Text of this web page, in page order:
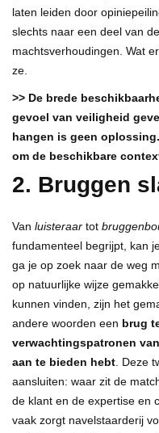
laten leiden door
slechts naar een deel van
machtsverhoudingen. Wat
ze.
>> De brede
gevoel van veiligheid
hangen is geen oplossing.
om de beschikbare
2. Bruggen
Van luisteraar tot
fundamenteel begrijpt, kan
ga je op zoek naar de weg
op natuurlijke wijze
kunnen vinden, zijn het
andere woorden een brug
verwachtingspatronen
aan te bieden hebt . Deze
aansluiten: waar zit de
de klant en de expertise en
vaak zorgt navelstaarderij